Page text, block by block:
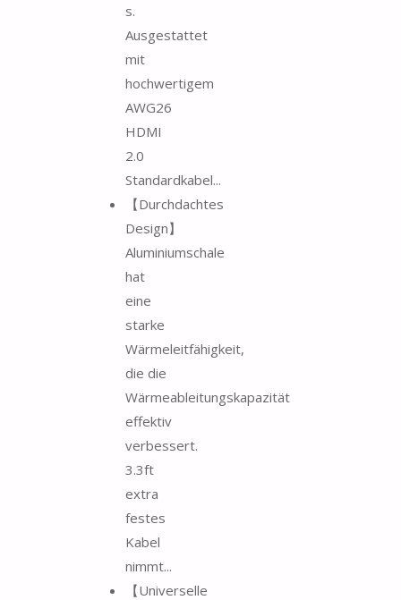
s.
Ausgestattet
mit
hochwertigem
AWG26
HDMI
2.0
Standardkabel...
【Durchdachtes
Design】
Aluminiumschale
hat
eine
starke
Wärmeleitfähigkeit,
die die
Wärmeableitungskapazität
effektiv
verbessert.
3.3ft
extra
festes
Kabel
nimmt...
【Universelle